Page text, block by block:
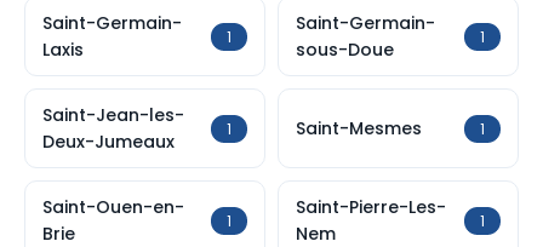
Saint-Germain-
Laxis
1
Saint-Germain-
sous-Doue
1
Saint-Jean-les-
Deux-Jumeaux
1 Saint-Mesmes 1
Saint-Ouen-en-
Brie
1
Saint-Pierre-Les-
Nem
1